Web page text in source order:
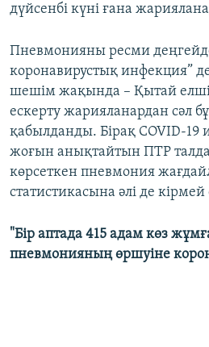
дүйсенбі күні ғана
Пневмонияны ресми
коронавирустық инфекция”
шешім жақында – Қытай
ескерту жарияланардан сәл
қабылданды. Бірақ COVID-
жоғын анықтайтын ПТР
көрсеткен пневмония
статистикасына әлі де
"Бір аптада 415 адам көз
пневмонияның өршуіне